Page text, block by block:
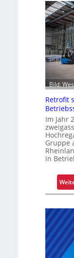
Bild:
Retrofit
Im Jahr
Gruppe
in